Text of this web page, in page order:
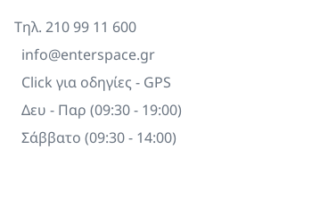
Τηλ. 210 99 11 600
info@enterspace.gr
Click για οδηγίες - GPS
Δευ - Παρ (09:30 - 19:00)
Σάββατο (09:30 - 14:00)